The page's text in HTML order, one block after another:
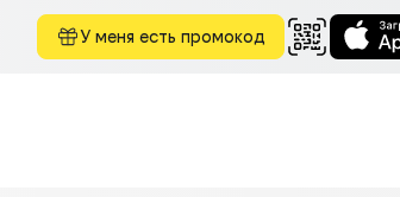
У меня есть промокод